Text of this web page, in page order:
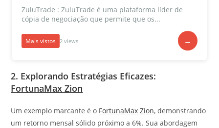
ZuluTrade : ZuluTrade é uma plataforma líder de
cópia de negociação que permite que os...
Mais vistos 2 views →
2. Explorando Estratégias Eficazes:
FortunaMax Zion
Um exemplo marcante é o FortunaMax Zion, demonstrando
um retorno mensal sólido próximo a 6%. Sua abordagem